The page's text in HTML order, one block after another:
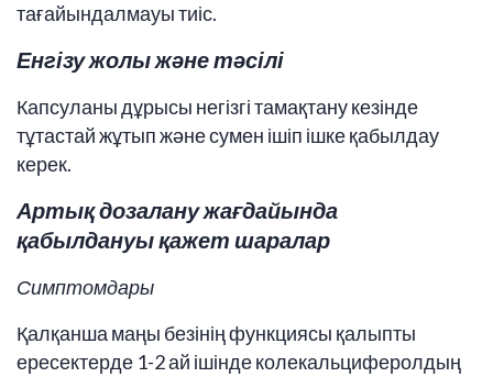
тағайындалмауы тиіс.
Енгізу жолы және тәсілі
Капсуланы дұрысы негізгі тамақтану кезінде
тұтастай жұтып және сумен ішіп ішке қабылдау
керек.
Артық дозалану жағдайында
қабылдануы қажет шаралар
Симптомдары
Қалқанша маңы безінің функциясы қалыпты
ересектерде 1-2 ай ішінде колекальциферолдың